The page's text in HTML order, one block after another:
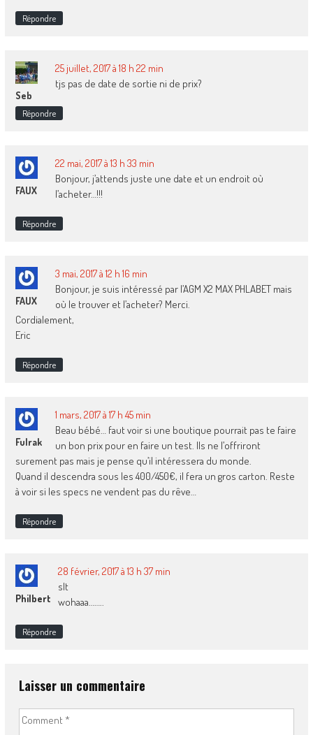
Répondre
Seb
25 juillet, 2017 à 18 h 22 min
tjs pas de date de sortie ni de prix?
Répondre
FAUX
22 mai, 2017 à 13 h 33 min
Bonjour, j’attends juste une date et un endroit où
l’acheter…!!!
Répondre
FAUX
3 mai, 2017 à 12 h 16 min
Bonjour, je suis intéressé par l’AGM X2 MAX PHLABET mais
où le trouver et l’acheter? Merci.
Cordialement,
Eric
Répondre
Fulrak
1 mars, 2017 à 17 h 45 min
Beau bébé… faut voir si une boutique pourrait pas te faire
un bon prix pour en faire un test. Ils ne l’offriront
surement pas mais je pense qu’il intéressera du monde.
Quand il descendra sous les 400/450€, il fera un gros carton. Reste
à voir si les specs ne vendent pas du rêve…
Répondre
Philbert
28 février, 2017 à 13 h 37 min
slt
wohaaa……..
Répondre
Laisser un commentaire